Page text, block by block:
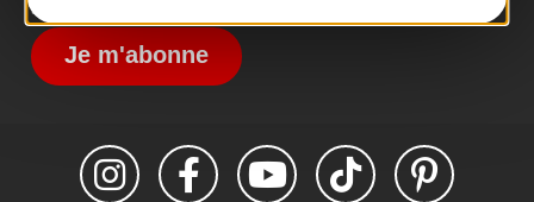
suggestions de séjours, de visites et de sorties.
Je m'abonne